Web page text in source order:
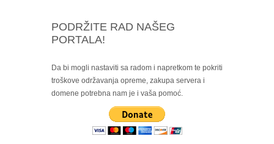
PODRŽITE RAD NAŠEG
PORTALA!
Da bi mogli nastaviti sa radom i napretkom te pokriti
troškove održavanja opreme, zakupa servera i
domene potrebna nam je i vaša pomoć.